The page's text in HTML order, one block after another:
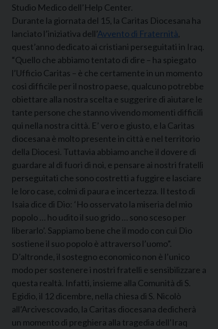
Studio Medico dell’Help Center.
Durante la giornata del 15, la Caritas Diocesana ha
lanciato l’iniziativa dell’Avvento di Fraternità,
quest’anno dedicato ai cristiani perseguitati in Iraq.
“Quello che abbiamo tentato di dire – ha spiegato
l’Ufficio Caritas – è che certamente in un momento
così difficile per il nostro paese, qualcuno potrebbe
obiettare alla nostra scelta e suggerire di aiutare le
tante persone che stanno vivendo momenti difficili
qui nella nostra città. E’ vero e giusto, e la Caritas
diocesana è molto presente in città e nel territorio
della Diocesi. Tuttavia abbiamo anche il dovere di
guardare al di fuori di noi, e pensare ai nostri fratelli
perseguitati che sono costretti a fuggire e lasciare
le loro case, colmi di paura e incertezza. Il testo di
Isaia dice di Dio: ‘Ho osservato la miseria del mio
popolo … ho udito il suo grido … sono sceso per
liberarlo’. Sappiamo bene che il modo con cui Dio
sostiene il suo popolo è attraverso l’uomo”.
D’altronde, il sostegno economico non è l’unico
modo per sostenere i nostri fratelli e sensibilizzare a
questa realtà. Infatti, insieme alla Comunità di S.
Egidio, il 12 dicembre, nella chiesa di S. Nicolò
all’Arcivescovado, la Caritas diocesana dedicherà
un momento di preghiera alla tragedia dell’Iraq